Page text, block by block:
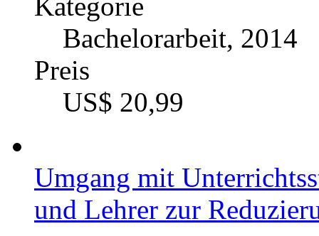
Bachelorarbeit, 2014
Preis
US$ 20,99
Umgang mit
und Lehrer zur